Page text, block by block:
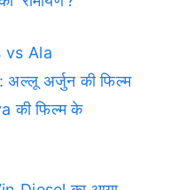
vs Ala
अर्जुन की फिल्म
की फिल्म के